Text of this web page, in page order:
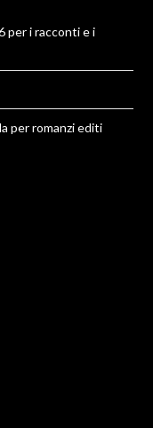
per i racconti e i
per romanzi editi